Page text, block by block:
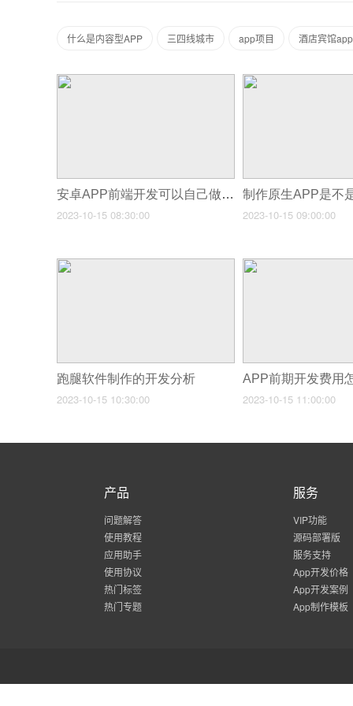
什么是内容型APP 三四线城市 app项目 酒店宾馆
安卓APP前端开发可以自己做么？
2023-10-15 08:30:00
制作原生APP是不
2023-10-15 09:00:00
跑腿软件制作的开发分析
2023-10-15 10:30:00
APP前期开发费用
2023-10-15 11:00:00
产品
问题解答
使用教程
应用助手
使用协议
热门标签
热门专题
服务
VIP功能
源码部署版
服务支持
App开发价格
App开发案例
App制作模板